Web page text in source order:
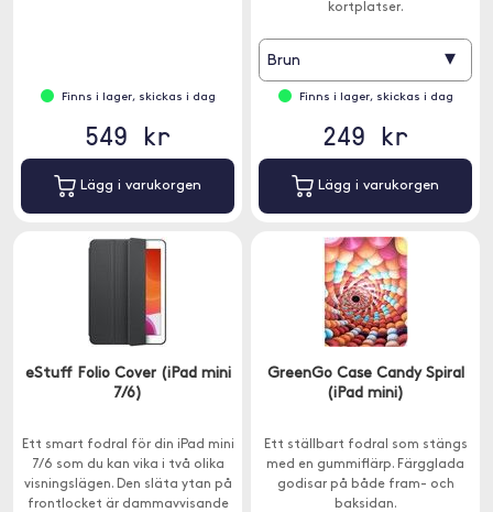
Finns i lager, skickas i dag
549 kr
Lägg i varukorgen
kortplatser.
Brun ▾
Finns i lager, skickas i dag
249 kr
Lägg i varukorgen
eStuff Folio Cover (iPad mini
7/6)
Ett smart fodral för din iPad mini
7/6 som du kan vika i två olika
visningslägen. Den släta ytan på
frontlocket är dammavvisande
GreenGo Case Candy Spiral
(iPad mini)
Ett ställbart fodral som stängs
med en gummiflärp. Färgglada
godisar på både fram- och
baksidan.